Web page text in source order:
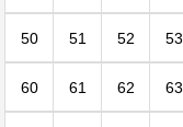
50 51 52 53
60 61 62 63